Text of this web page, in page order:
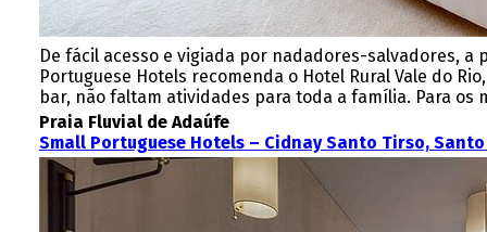
De fácil acesso e vigiada por nadadores-salvadores, a
Portuguese Hotels recomenda o Hotel Rural Vale do
bar, não faltam atividades para toda a família. Para
Praia Fluvial de Adaúfe
Small Portuguese Hotels – Cidnay Santo Tirso,